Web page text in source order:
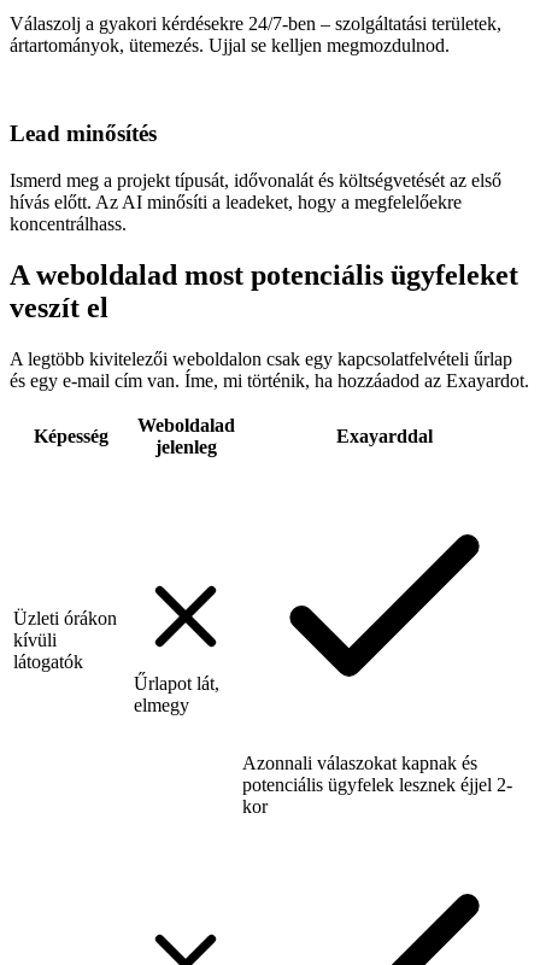
Válaszolj a gyakori kérdésekre 24/7-ben – szolgáltatási területek,
ártartományok, ütemezés. Ujjal se kelljen megmozdulnod.
Lead minősítés
Ismerd meg a projekt típusát, idővonalát és költségvetését az első
hívás előtt. Az AI minősíti a leadeket, hogy a megfelelőekre
koncentrálhass.
A weboldalad most potenciális ügyfeleket
veszít el
A legtöbb kivitelezői weboldalon csak egy kapcsolatfelvételi űrlap
és egy e-mail cím van. Íme, mi történik, ha hozzáadod az Exayardot.
Képesség
Weboldalad
jelenleg
Exayarddal
Üzleti órákon
kívüli
látogatók
Űrlapot lát,
elmegy
Azonnali válaszokat kapnak és
potenciális ügyfelek lesznek éjjel 2-
kor